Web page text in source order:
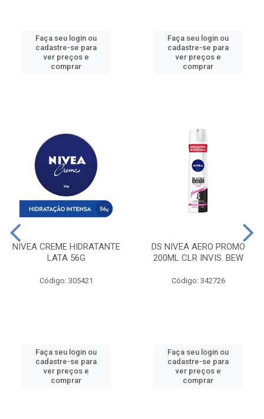
Faça seu login ou
cadastre-se para
ver preços e
comprar
Faça seu login ou
cadastre-se para
ver preços e
comprar
NIVEA CREME HIDRATANTE
LATA 56G
Código: 305421
Faça seu login ou
cadastre-se para
ver preços e
comprar
DS NIVEA AERO PROMO
200ML CLR INVIS. BEW
Código: 342726
Faça seu login ou
cadastre-se para
ver preços e
comprar